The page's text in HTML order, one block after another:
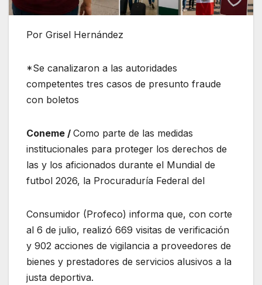
Por Grisel Hernández
*Se canalizaron a las autoridades
competentes tres casos de presunto fraude
con boletos
Coneme / Como parte de las medidas
institucionales para proteger los derechos de
las y los aficionados durante el Mundial de
futbol 2026, la Procuraduría Federal del
Consumidor (Profeco) informa que, con corte
al 6 de julio, realizó 669 visitas de verificación
y 902 acciones de vigilancia a proveedores de
bienes y prestadores de servicios alusivos a la
justa deportiva.